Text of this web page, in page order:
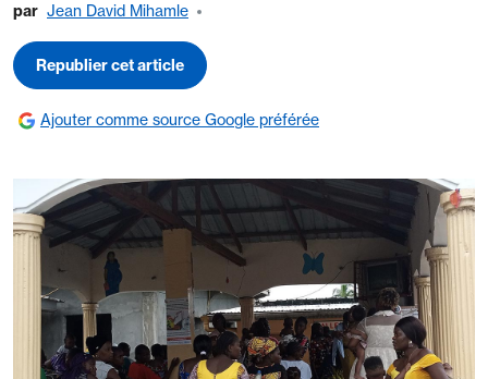
par Jean David Mihamle
Republier cet article
Ajouter comme source Google préférée